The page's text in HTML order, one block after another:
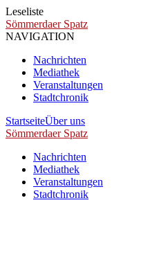
Leseliste
Sömmerdaer Spatz
NAVIGATION
Nachrichten
Mediathek
Veranstaltungen
Stadtchronik
StartseiteÜber uns
Sömmerdaer Spatz
Nachrichten
Mediathek
Veranstaltungen
Stadtchronik